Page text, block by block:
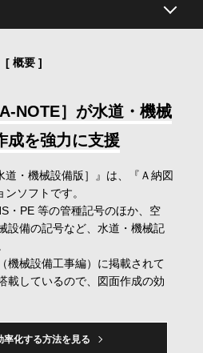
ナー
関連製品
作環境
概要
NOTE］が水道・機械
成を強力に支援
道・機械設備版］』は、『Ａ納図
ンソフトです。
・PE 等の管種記号のほか、空
設備の記号など、水道・機械記
機械設備工事編）に掲載されて
載しているので、図面作成の効
率化する方法を見る